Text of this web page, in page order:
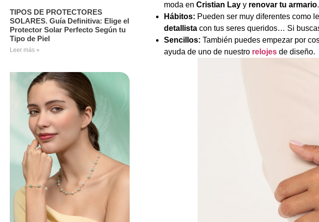
TIPOS DE PROTECTORES
SOLARES. Guía Definitiva: Elige el
Protector Solar Perfecto Según tu
Tipo de Piel
Leer más »
moda en Cristian Layy renovar tu armario.
Hábitos: Pueden ser muy diferentes como
detallistacon tus seres queridos… Si
Sencillos: También puedes empezar por
ayuda de uno de nuestro relojesde diseño.